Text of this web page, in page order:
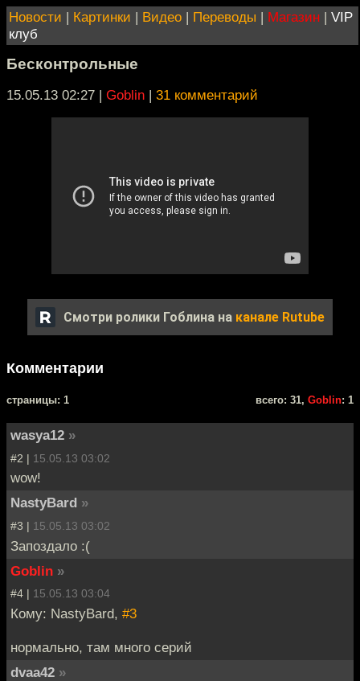
Новости | Картинки | Видео | Переводы | Магазин | VIP
клуб
Бесконтрольные
15.05.13 02:27 | Goblin | 31 комментарий
Смотри ролики Гоблина на канале Rutube
Комментарии
cтраницы: 1 всего: 31, Goblin: 1
wasya12 »
#2 | 15.05.13 03:02
wow!
NastyBard »
#3 | 15.05.13 03:02
Запоздало :(
Goblin »
#4 | 15.05.13 03:04
Кому: NastyBard, #3
нормально, там много серий
dvaa42 »